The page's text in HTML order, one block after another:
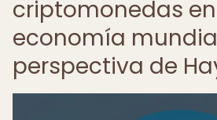
criptomonedas
economía
perspectiva de